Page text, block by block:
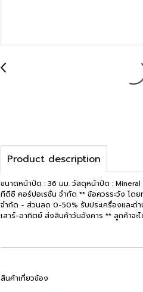
Product description
ขนาดหน้าปัด : 36 มม. วัสดุหน้าปัด :
ทีดีซี คอร์ปอเรชั่น จำกัด ** ข้อควรระวัง โดย
จำกัด - ส่วนลด 0-50% รับประเครื่องและถ่
เสาร์-อาทิตย์ ส่งสินค้าวันอังคาร ** ลูกค้าจ
สินค้าเกี่ยวข้อง